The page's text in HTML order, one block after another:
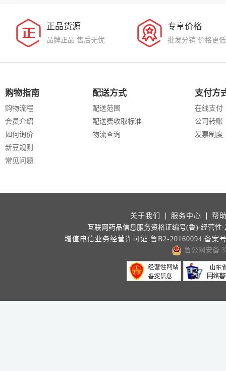
正品货源
品牌正品 售后无忧
专享价格
批发分销 价格更低
购物指南
购物流程
会员介绍
如何询价
新豆规则
常见问题
配送方式
配送范围
配送费收取标准
物流查询
支付方
在线支付
公司转账
发票制度
关于我们 服务中心
帮
互联网药品信息服务资格证编号(鲁)-经营性-
增值电信业务经营许可证 鲁B2-20160094|备案
鲁公网安备